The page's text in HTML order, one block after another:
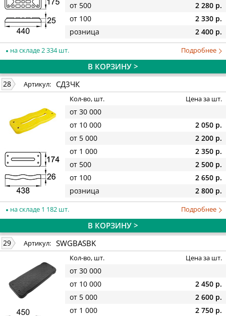
от 500
2 280 р.
от 100
2 330 р.
розница
2 400 р.
на складе 2 334 шт. Подробнее
В КОРЗИНУ >
28 Артикул: СД3ЧК
Кол-во, шт. Цена за шт.
от 30 000
от 10 000
2 050 р.
от 5 000
2 200 р.
от 1 000
2 350 р.
от 500
2 500 р.
от 100
2 650 р.
розница
2 800 р.
на складе 1 182 шт. Подробнее
В КОРЗИНУ >
29 Артикул: SWGBASBK
Кол-во, шт. Цена за шт.
от 30 000
от 10 000
2 450 р.
от 5 000
2 600 р.
от 1 000
2 750 р.